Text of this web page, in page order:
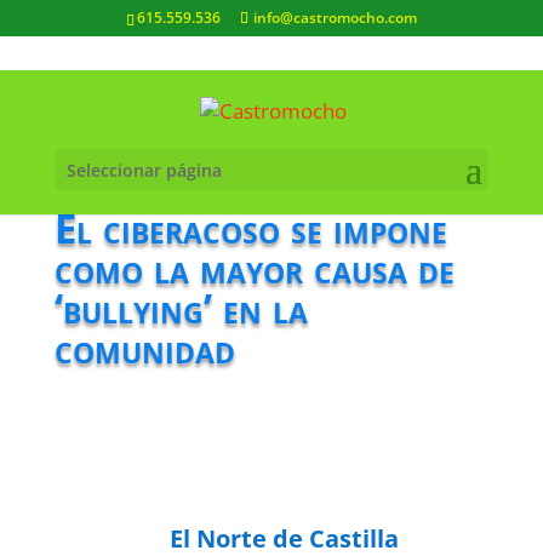
615.559.536 info@castromocho.com
Seleccionar página
El ciberacoso se impone
como la mayor causa de
‘bullying’ en la
comunidad
El Norte de Castilla